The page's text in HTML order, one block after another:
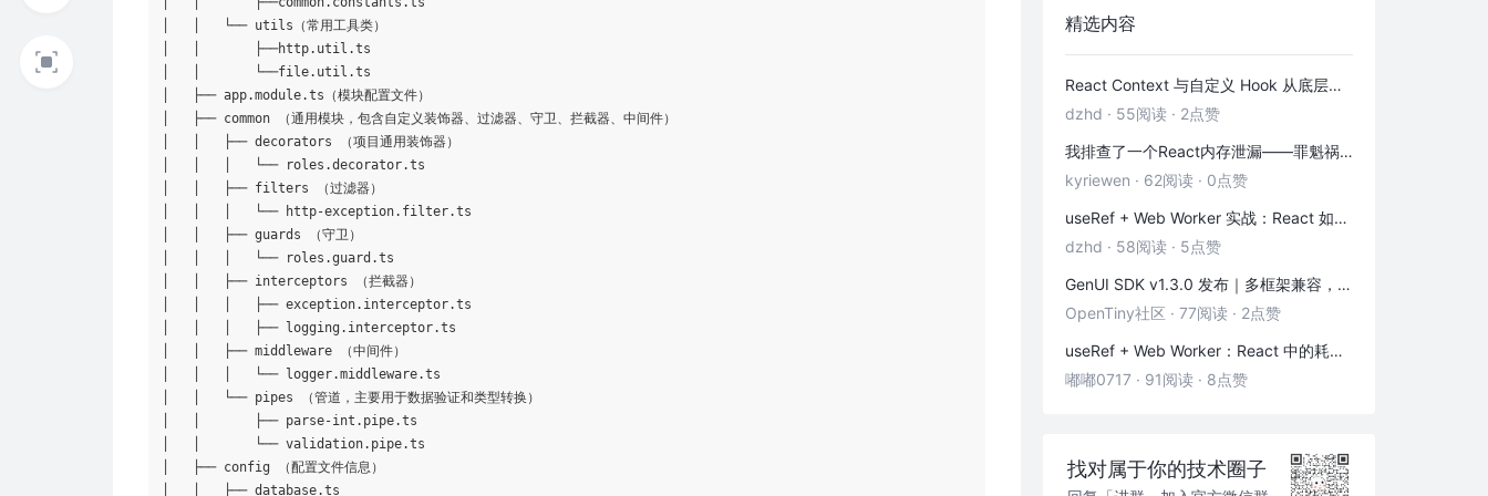
│   │   └── utils（常用工具类）
│   │       ├──http.util.ts
│   │       └──file.util.ts
│   ├── app.module.ts（模块配置文件）
│   ├── common （通用模块，包含自定义装饰器、过滤器、守卫、拦截器、中间件）
│   │   ├── decorators （项目通用装饰器）
│   │   │   └── roles.decorator.ts
│   │   ├── filters （过滤器）
│   │   │   └── http-exception.filter.ts
│   │   ├── guards （守卫）
│   │   │   └── roles.guard.ts
│   │   ├── interceptors （拦截器）
│   │   │   ├── exception.interceptor.ts
│   │   │   ├── logging.interceptor.ts
│   │   ├── middleware （中间件）
│   │   │   └── logger.middleware.ts
│   │   └── pipes （管道，主要用于数据验证和类型转换）
│   │       ├── parse-int.pipe.ts
│   │       └── validation.pipe.ts
│   ├── config （配置文件信息）
│   │   ├── database.ts
精选内容
React Context 与自定义 Hook 从底层到实践：「跨层级通信 + 副作用封装」全解析
dzhd · 55阅读 · 2点赞
我排查了一个React内存泄漏——罪魁祸首是这3个被忽略的清理函数
kyriewen · 62阅读 · 0点赞
useRef + Web Worker 实战：React 如何优雅地拥抱多线程
dzhd · 58阅读 · 5点赞
GenUI SDK v1.3.0 发布｜多框架兼容，一键换物料，渲染器 & 演练场全面增强！
OpenTiny社区 · 77阅读 · 2点赞
useRef + Web Worker：React 中的耗时计算不卡页面
嘟嘟0717 · 91阅读 · 8点赞
找对属于你的技术圈子